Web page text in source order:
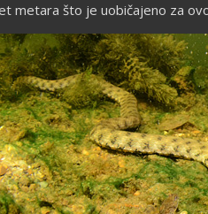
metara što je uobičajeno za